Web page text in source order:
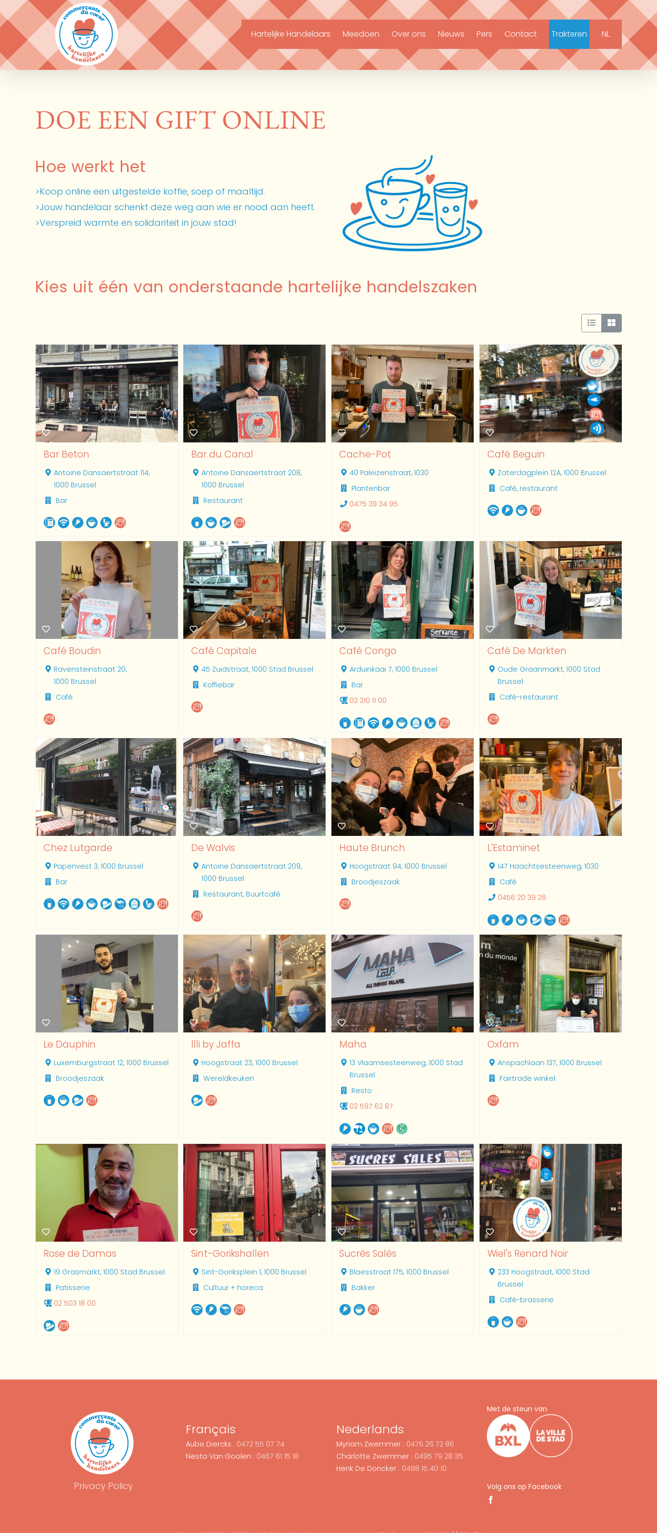
naar
inhoud
Hartelijke Handelaars Meedoen Over ons Nieuws Pers Contact Trakteren NL
DOE EEN GIFT ONLINE
Hoe werkt het
>Koop online een uitgestelde koffie, soep of maaltijd.
>Jouw handelaar schenkt deze weg aan wie er nood aan heeft.
>Verspreid warmte en solidariteit in jouw stad!
Kies uit één van onderstaande hartelijke handelszaken
Bar Beton
Antoine Dansaertstraat 114,
1000 Brussel
Bar
Bar du Canal
Antoine Dansaertstraat 208,
1000 Brussel
Restaurant
Cache-Pot
40 Paleizenstraat, 1030
Plantenbar
0475 39 34 95
Café Beguin
Zaterdagplein 12A, 1000 Brussel
Café, restaurant
Café Boudin
Ravensteinstraat 20,
1000 Brussel
Café
Café Capitale
45 Zuidstraat, 1000 Stad Brussel
Koffiebar
Café Congo
Arduinkaai 7, 1000 Brussel
Bar
02 210 11 00
Café De Markten
Oude Graanmarkt, 1000 Stad
Brussel
Café-restaurant
Chez Lutgarde
Papenvest 3, 1000 Brussel
Bar
De Walvis
Antoine Dansaertstraat 209,
1000 Brussel
Restaurant, Buurtcafé
Haute Brunch
Hoogstraat 94, 1000 Brussel
Broodjeszaak
L'Estaminet
147 Haachtsesteenweg, 1030
Café
0456 20 39 28
Le Dauphin
Luxemburgstraat 12, 1000 Brussel
Broodjeszaak
llli by Jaffa
Hoogstraat 23, 1000 Brussel
Wereldkeuken
Maha
13 Vlaamsesteenweg, 1000 Stad
Brussel
Resto
02 597 62 87
Oxfam
Anspachlaan 137, 1000 Brussel
Fairtrade winkel
Rose de Damas
19 Grasmarkt, 1000 Stad Brussel
Patisserie
02 503 18 00
Sint-Gorikshallen
Sint-Goriksplein 1, 1000 Brussel
Cultuur + horeca
Sucrés Salés
Blaesstraat 175, 1000 Brussel
Bakker
Wiel's Renard Noir
233 Hoogstraat, 1000 Stad
Brussel
Café-brasserie
Privacy Policy
Français
Aube Dierckx : 0472 55 07 74
Nesta Van Goolen : 0467 61 15 18
Nederlands
Myriam Zwemmer : 0476 26 72 86
Charlotte Zwemmer : 0495 79 28 35
Henk De Doncker : 0498 15 40 10
Met de steun van
Volg ons op Facebook